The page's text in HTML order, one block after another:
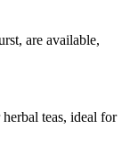
are available,
teas, ideal for